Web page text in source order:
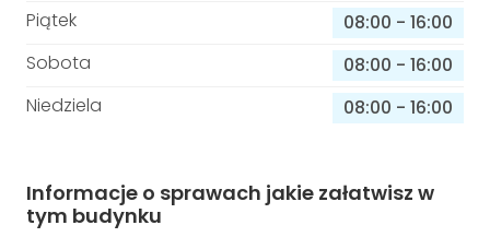
Piątek
08:00 - 16:00
Sobota
08:00 - 16:00
Niedziela
08:00 - 16:00
Informacje o sprawach jakie załatwisz w
tym budynku